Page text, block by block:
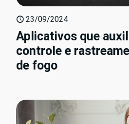
23/09/2024
Aplicativos que
controle e
de fogo